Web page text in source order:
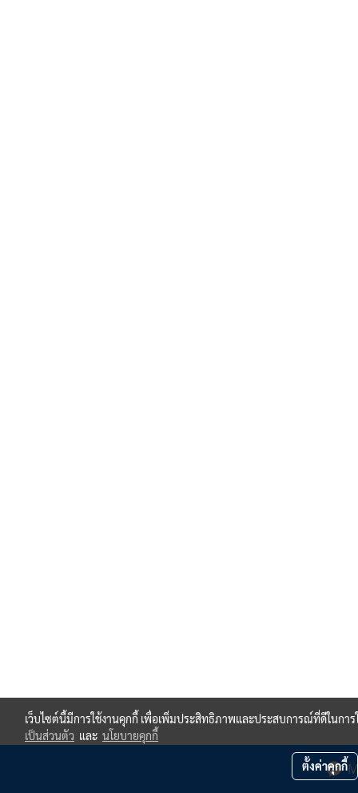
เว็บไซต์นี้มีการใช้งานคุกกี้ เพื่อเพิ่มประสิทธิภาพและประสบการณ์ที่ดีในกา
เป็นส่วนตัว และ นโยบายคุกกี้
ตั้งค่าคุกกี้